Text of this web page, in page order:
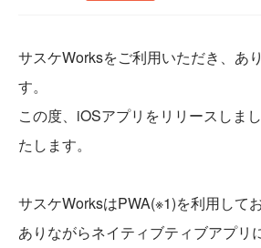
サスケWorksをご利用いただき、あ
す。
この度、iOSアプリをリリースしま
たします。
サスケWorksはPWA(※1)を利用して
ありながらネイティブティブアプリ